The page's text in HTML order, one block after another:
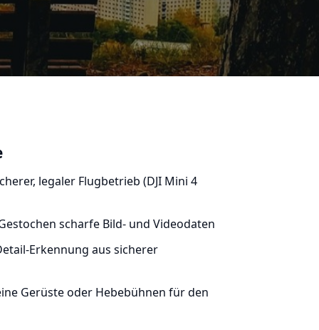
legaler Flugbetrieb (DJI Mini 4
scharfe Bild- und Videodaten
Erkennung aus sicherer
Gerüste oder Hebebühnen für den